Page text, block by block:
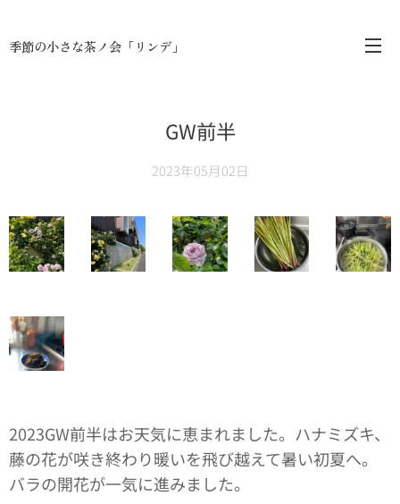
季節の小さな茶ノ会「リンデ」
GW前半
2023年05月02日
2023GW前半はお天気に恵まれました。ハナミズキ、
藤の花が咲き終わり暖いを飛び越えて暑い初夏へ。
バラの開花が一気に進みました。